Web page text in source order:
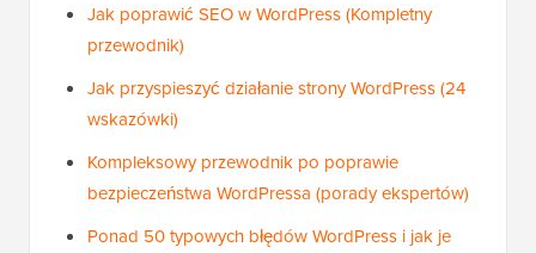
Jak poprawić SEO w WordPress (Kompletny
przewodnik)
Jak przyspieszyć działanie strony WordPress (24
wskazówki)
Kompleksowy przewodnik po poprawie
bezpieczeństwa WordPressa (porady ekspertów)
Ponad 50 typowych błędów WordPress i jak je